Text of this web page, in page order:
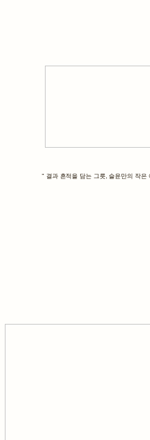
" 결과 흔적을 담는 그릇, 슬윤만의 작은